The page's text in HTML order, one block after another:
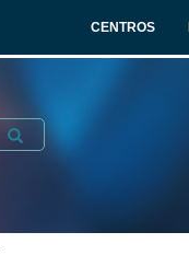
CENTROS
Submit